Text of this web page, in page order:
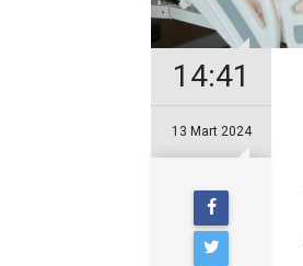
14:41
13 Mart 2024